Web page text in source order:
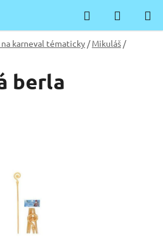
Hledat
KOŠÍK
na karneval tématicky / Mikuláš /
berla